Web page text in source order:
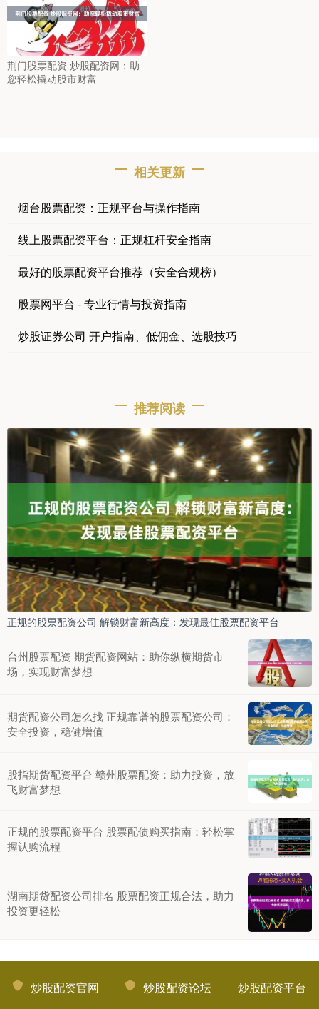
荆门股票配资 炒股配资网：助
您轻松撬动股市财富
相关更新
烟台股票配资：正规平台与操作指南
线上股票配资平台：正规杠杆安全指南
最好的股票配资平台推荐（安全合规榜）
股票网平台 - 专业行情与投资指南
炒股证券公司 开户指南、低佣金、选股技巧
推荐阅读
正规的股票配资公司 解锁财富新高度：发现最佳股票配资平台
台州股票配资 期货配资网站：助你纵横期货市
场，实现财富梦想
期货配资公司怎么找 正规靠谱的股票配资公司：
安全投资，稳健增值
股指期货配资平台 赣州股票配资：助力投资，放
飞财富梦想
正规的股票配资平台 股票配债购买指南：轻松掌
握认购流程
湖南期货配资公司排名 股票配资正规合法，助力
投资更轻松
炒股配资官网 炒股配资论坛 炒股配资平台